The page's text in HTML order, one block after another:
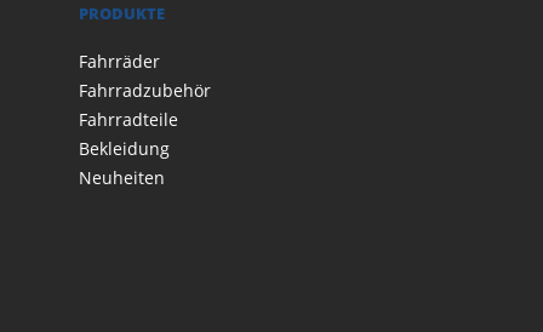
PRODUKTE
Fahrräder
Fahrradzubehör
Fahrradteile
Bekleidung
Neuheiten